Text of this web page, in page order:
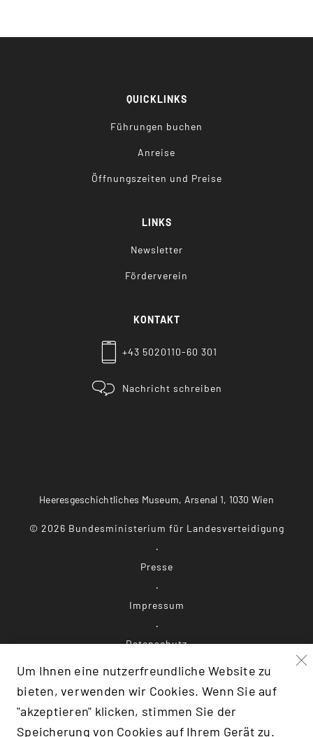
QUICKLINKS
Führungen buchen
Anreise
Öffnungszeiten und Preise
LINKS
Newsletter
Förderverein
KONTAKT
+43 5020110-60 301
Nachricht schreiben
Heeresgeschichtliches Museum, Arsenal 1, 1030 Wien
© 2026 Bundesministerium für Landesverteidigung
Presse
Impressum
Datenschutz
Um Ihnen eine nutzerfreundliche Website zu
bieten, verwenden wir Cookies. Wenn Sie auf
"akzeptieren" klicken, stimmen Sie der
Speicherung von Cookies auf Ihrem Gerät zu.